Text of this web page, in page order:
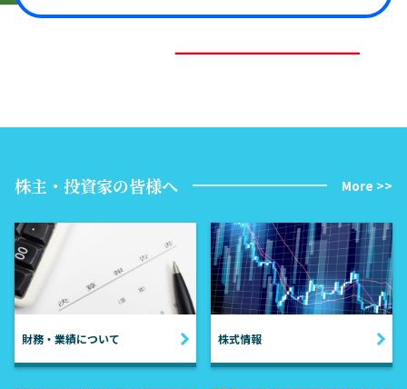
株主・投資家の皆様へ More >>
財務・業績について 株式情報